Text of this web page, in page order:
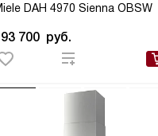
DAH 4970 Sienna OBSW
700 руб.